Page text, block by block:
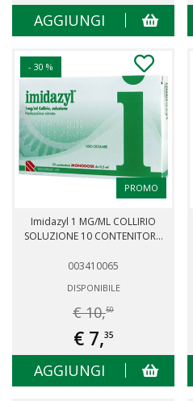
AGGIUNGI
- 30 %
PROMO
Imidazyl 1 MG/ML COLLIRIO
SOLUZIONE 10 CONTENITOR...
003410065
DISPONIBILE
€ 10,50
€ 7,35
AGGIUNGI